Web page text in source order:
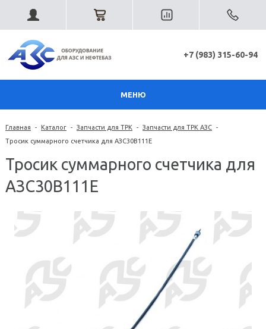
+7 (983) 315-60-94
МЕНЮ
Главная - Каталог - Запчасти для ТРК - Запчасти для ТРК АЗС -
Тросик суммарного счетчика для АЗС30В111Е
Тросик суммарного счетчика для
АЗС30В111Е